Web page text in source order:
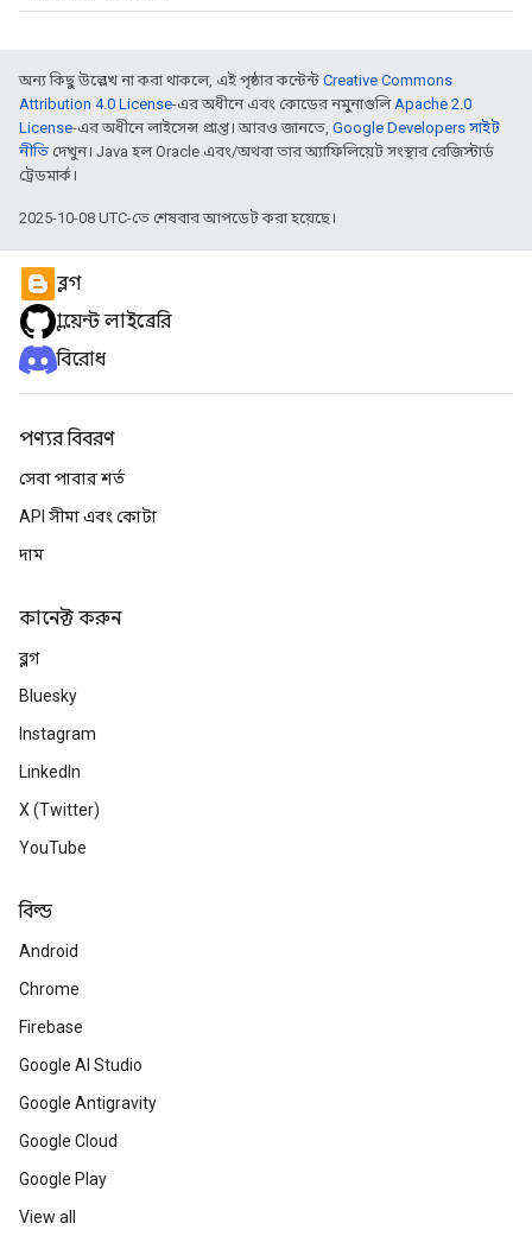
অন্য কিছু উল্লেখ না করা থাকলে, এই পৃষ্ঠার কন্টেন্ট Creative Commons
Attribution 4.0 License-এর অধীনে এবং কোডের নমুনাগুলিApache 2.0
License-এর অধীনে লাইসেন্স প্রাপ্ত। আরও জানতে, Google Developers সাইট
নীতি দেখুন। Java হল Oracle এবং/অথবা তার অ্যাফিলিয়েট সংস্থার রেজিস্টার্ড
ট্রেডমার্ক।
2025-10-08 UTC-তে শেষবার আপডেট করা হয়েছে।
ব্লগ
ক্লায়েন্ট লাইব্রেরি
বিরোধ
পণ্যর বিবরণ
সেবা পাবার শর্ত
API সীমা এবং কোটা
দাম
কানেক্ট করুন
ব্লগ
Bluesky
Instagram
LinkedIn
X (Twitter)
YouTube
বিল্ড
Android
Chrome
Firebase
Google AI Studio
Google Antigravity
Google Cloud
Google Play
View all